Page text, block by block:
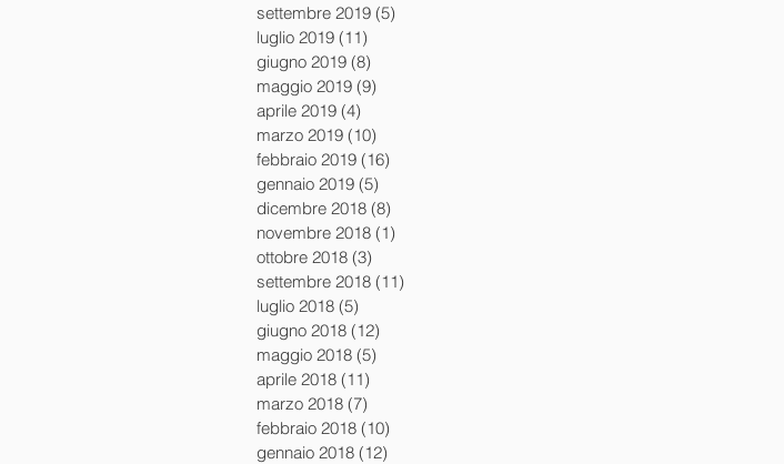
settembre 2019 (5)
luglio 2019 (11)
giugno 2019 (8)
maggio 2019 (9)
aprile 2019 (4)
marzo 2019 (10)
febbraio 2019 (16)
gennaio 2019 (5)
dicembre 2018 (8)
novembre 2018 (1)
ottobre 2018 (3)
settembre 2018 (11)
luglio 2018 (5)
giugno 2018 (12)
maggio 2018 (5)
aprile 2018 (11)
marzo 2018 (7)
febbraio 2018 (10)
gennaio 2018 (12)